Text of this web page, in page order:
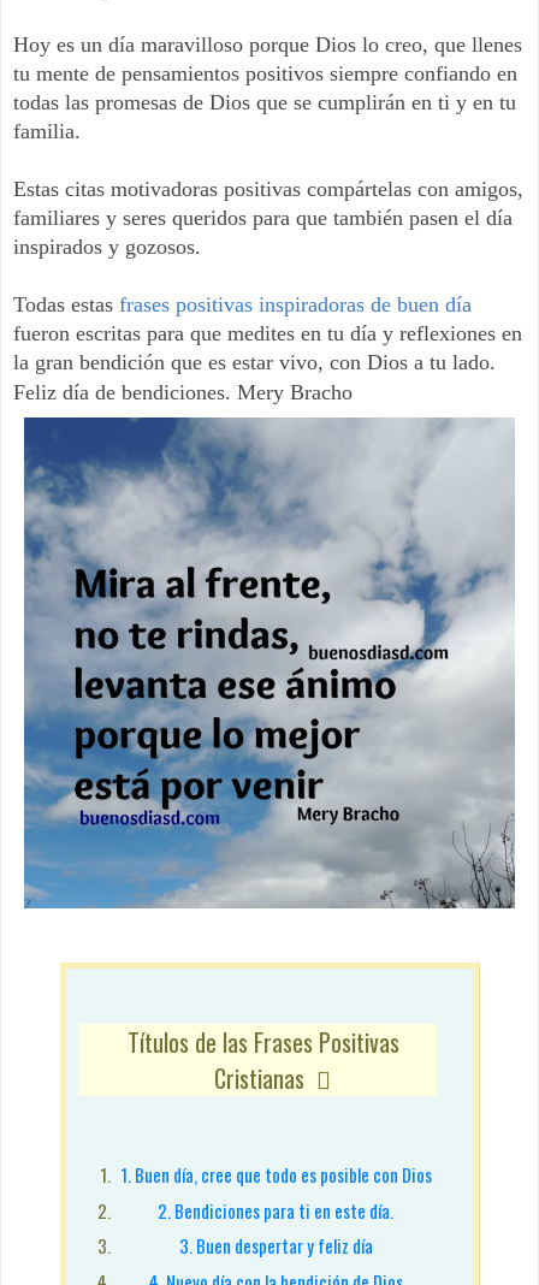
Hoy es un día maravilloso porque Dios lo creo, que llenes
tu mente de pensamientos positivos siempre confiando en
todas las promesas de Dios que se cumplirán en ti y en tu
familia.
Estas citas motivadoras positivas compártelas con amigos,
familiares y seres queridos para que también pasen el día
inspirados y gozosos.
Todas estas frases positivas inspiradoras de buen día
fueron escritas para que medites en tu día y reflexiones en
la gran bendición que es estar vivo, con Dios a tu lado.
Feliz día de bendiciones. Mery Bracho
Títulos de las Frases Positivas
Cristianas
1. Buen día, cree que todo es posible con Dios
2. Bendiciones para ti en este día.
3. Buen despertar y feliz día